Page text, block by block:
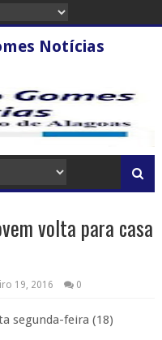
Notícias
volta para casa
19, 2016 0
segunda-feira (18)